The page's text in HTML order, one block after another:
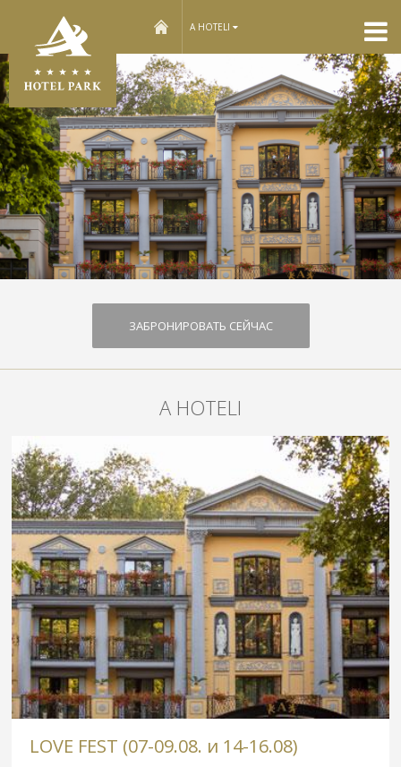
home A HOTELI
ЗАБРОНИРОВАТЬ СЕЙЧАС
A HOTELI
LOVE FEST (07-09.08. и 14-16.08)